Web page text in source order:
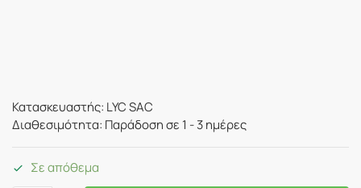
Κατασκευαστής: LYC SAC
Διαθεσιμότητα: Παράδοση σε 1 - 3 ημέρες
Σε απόθεμα